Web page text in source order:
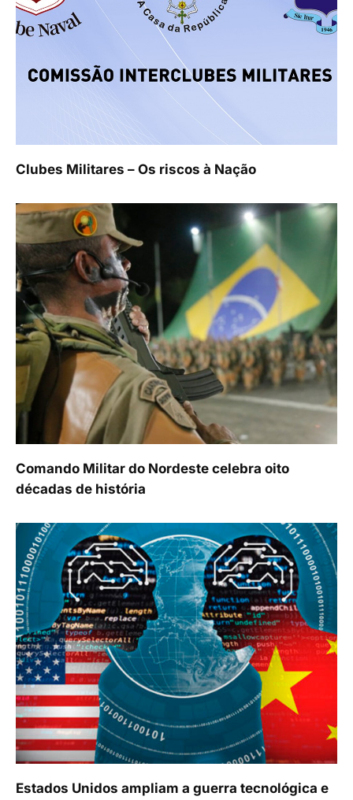
Clubes Militares – Os riscos à Nação
Comando Militar do Nordeste celebra oito
décadas de história
Estados Unidos ampliam a guerra tecnológica e